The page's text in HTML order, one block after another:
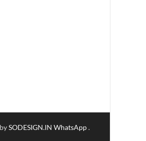
SODESIGN.IN WhatsApp.